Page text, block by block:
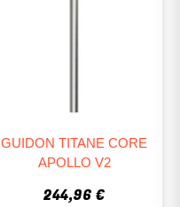
GUIDON TITANE CORE
APOLLO V2
244,96 €